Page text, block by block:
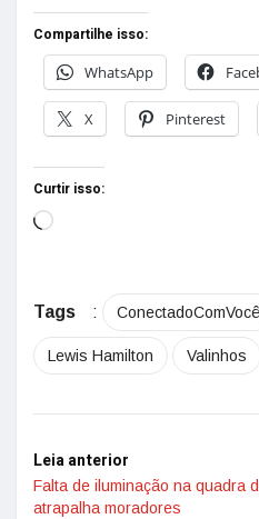
Compartilhe isso:
WhatsApp
X Pinterest
Curtir isso:
Tags : ConectadoComVocê
Lewis Hamilton Valinhos
Leia anterior
Falta de iluminação na quadra
atrapalha moradores